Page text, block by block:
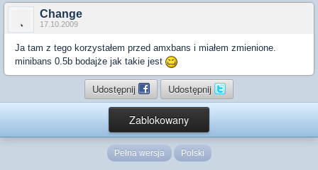
Change
17.10.2009
Ja tam z tego korzystałem przed amxbans i miałem zmienione.
minibans 0.5b bodajże jak takie jest
Udostępnij Udostępnij
Zablokowany
Pełna wersja Polski